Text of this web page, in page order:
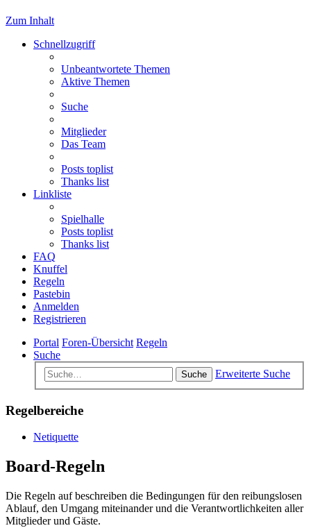
Zum Inhalt
Schnellzugriff
Unbeantwortete Themen
Aktive Themen
Suche
Mitglieder
Das Team
Posts toplist
Thanks list
Linkliste
Spielhalle
Posts toplist
Thanks list
FAQ
Knuffel
Regeln
Pastebin
Anmelden
Registrieren
Portal Foren-Übersicht Regeln
Suche
Suche Erweiterte Suche
Regelbereiche
Netiquette
Board-Regeln
Die Regeln auf beschreiben die Bedingungen für den reibungslosen
Ablauf, den Umgang miteinander und die Verantwortlichkeiten aller
Mitglieder und Gäste.